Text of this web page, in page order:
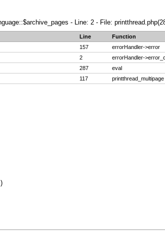
- Line: 2 - File:
Line
Function
157
errorHandler->error
2
errorHandler-
287
eval
117 printthread_multipage
)